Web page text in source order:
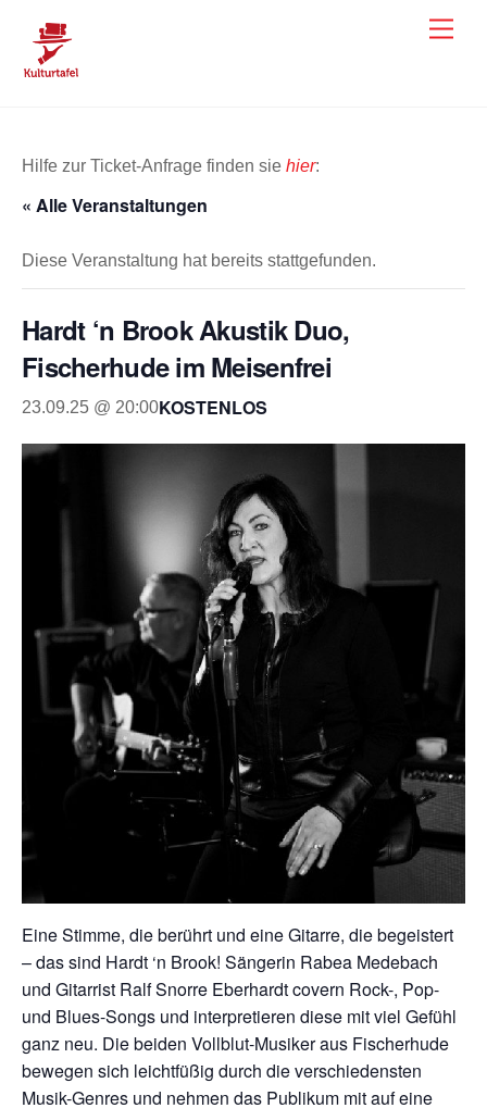
content
Hilfe zur Ticket-Anfrage finden sie hier:
« Alle Veranstaltungen
Diese Veranstaltung hat bereits stattgefunden.
Hardt ‘n Brook Akustik Duo,
Fischerhude im Meisenfrei
23.09.25 @ 20:00KOSTENLOS
Eine Stimme, die berührt und eine Gitarre, die begeistert
– das sind Hardt ‘n Brook! Sängerin Rabea Medebach
und Gitarrist Ralf Snorre Eberhardt covern Rock-, Pop-
und Blues-Songs und interpretieren diese mit viel Gefühl
ganz neu. Die beiden Vollblut-Musiker aus Fischerhude
bewegen sich leichtfüßig durch die verschiedensten
Musik-Genres und nehmen das Publikum mit auf eine